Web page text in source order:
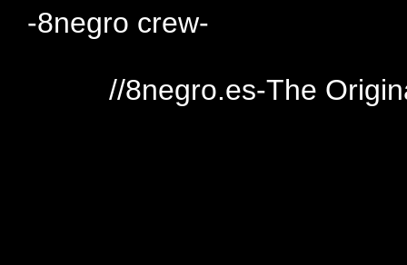
-8negro crew-
//8negro.es-The